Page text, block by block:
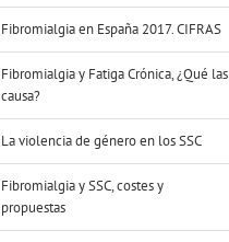
Fibromialgia en España 2017. CIFRAS
Fibromialgia y Fatiga Crónica, ¿Qué las
causa?
La violencia de género en los SSC
Fibromialgia y SSC, costes y
propuestas